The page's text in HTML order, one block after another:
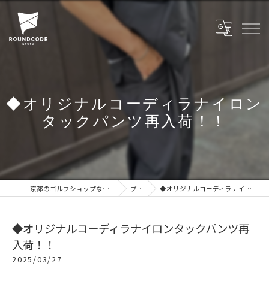
◆オリジナルコーディラナイロン
タックパンツ再入荷！！
京都のゴルフショップならROUNDCODE KYOTO ブログ ◆オリジナルコーディラナイロンタックパンツ再入荷！！
◆オリジナルコーディラナイロンタックパンツ再
入荷！！
2025/03/27